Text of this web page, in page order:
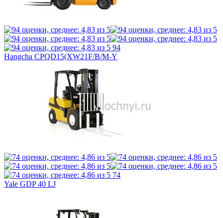
94
Hangcha CPQD15(XW21F/B/M-Y
74
Yale GDP 40 LJ